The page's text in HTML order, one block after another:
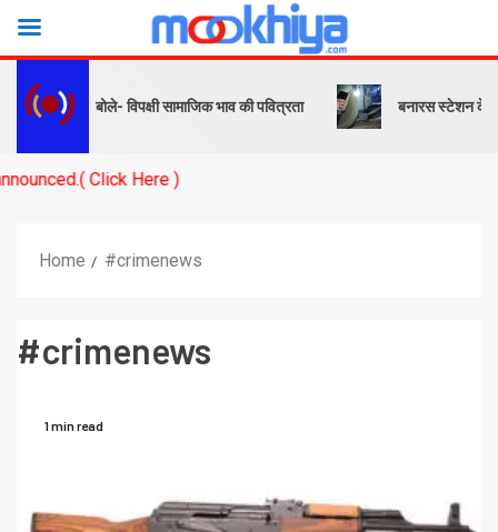
बोले- विपक्षी सामाजिक भाव की पवित्रता बनारस स्टेशन के यार्ड में इंजन
)
Home #crimenews
#crimenews
1 min read